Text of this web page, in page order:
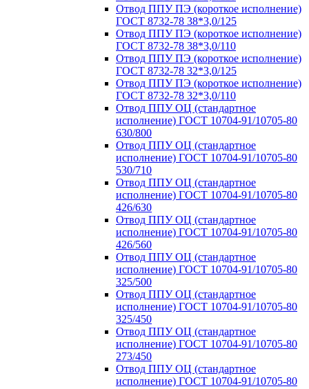
Отвод ППУ ПЭ (короткое исполнение)
ГОСТ 8732-78 38*3,0/125
Отвод ППУ ПЭ (короткое исполнение)
ГОСТ 8732-78 38*3,0/110
Отвод ППУ ПЭ (короткое исполнение)
ГОСТ 8732-78 32*3,0/125
Отвод ППУ ПЭ (короткое исполнение)
ГОСТ 8732-78 32*3,0/110
Отвод ППУ ОЦ (стандартное
исполнение) ГОСТ 10704-91/10705-80
630/800
Отвод ППУ ОЦ (стандартное
исполнение) ГОСТ 10704-91/10705-80
530/710
Отвод ППУ ОЦ (стандартное
исполнение) ГОСТ 10704-91/10705-80
426/630
Отвод ППУ ОЦ (стандартное
исполнение) ГОСТ 10704-91/10705-80
426/560
Отвод ППУ ОЦ (стандартное
исполнение) ГОСТ 10704-91/10705-80
325/500
Отвод ППУ ОЦ (стандартное
исполнение) ГОСТ 10704-91/10705-80
325/450
Отвод ППУ ОЦ (стандартное
исполнение) ГОСТ 10704-91/10705-80
273/450
Отвод ППУ ОЦ (стандартное
исполнение) ГОСТ 10704-91/10705-80